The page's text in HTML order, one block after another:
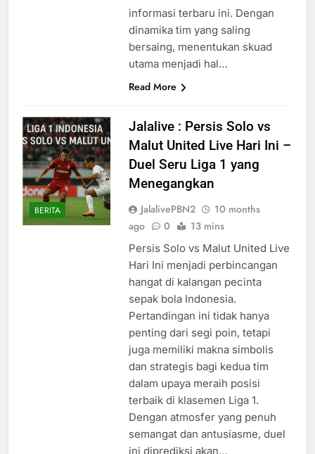
informasi terbaru ini. Dengan
dinamika tim yang saling
bersaing, menentukan skuad
utama menjadi hal…
Read More
BERITA
Jalalive : Persis Solo vs
Malut United Live Hari Ini –
Duel Seru Liga 1 yang
Menegangkan
JalalivePBN2
10 months
ago
0 13 mins
Persis Solo vs Malut United Live
Hari Ini menjadi perbincangan
hangat di kalangan pecinta
sepak bola Indonesia.
Pertandingan ini tidak hanya
penting dari segi poin, tetapi
juga memiliki makna simbolis
dan strategis bagi kedua tim
dalam upaya meraih posisi
terbaik di klasemen Liga 1.
Dengan atmosfer yang penuh
semangat dan antusiasme, duel
ini diprediksi akan…